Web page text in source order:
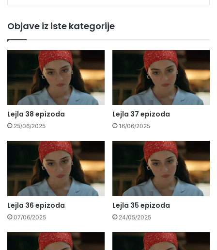
Objave iz iste kategorije
Lejla 38 epizoda
25/06/2025
Lejla 37 epizoda
16/06/2025
Lejla 36 epizoda
07/06/2025
Lejla 35 epizoda
24/05/2025